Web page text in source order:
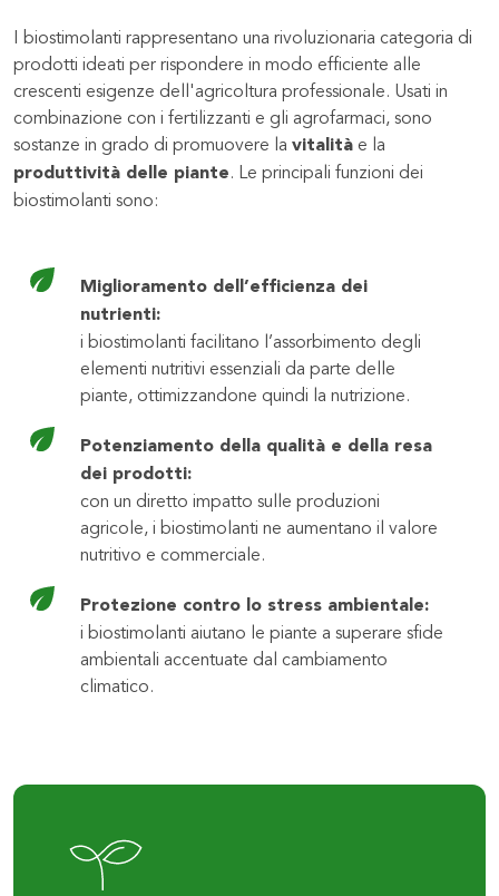
I biostimolanti rappresentano una rivoluzionaria categoria di
prodotti ideati per rispondere in modo efficiente alle
crescenti esigenze dell'agricoltura professionale. Usati in
combinazione con i fertilizzanti e gli agrofarmaci, sono
sostanze in grado di promuovere la vitalitàe la
produttività delle piante. Le principali funzioni dei
biostimolanti sono:
Miglioramento dell’efficienza dei
nutrienti:
i biostimolanti facilitano l’assorbimento degli
elementi nutritivi essenziali da parte delle
piante, ottimizzandone quindi la nutrizione.
Potenziamento della qualità e della resa
dei prodotti:
con un diretto impatto sulle produzioni
agricole, i biostimolanti ne aumentano il valore
nutritivo e commerciale.
Protezione contro lo stress ambientale:
i biostimolanti aiutano le piante a superare sfide
ambientali accentuate dal cambiamento
climatico.